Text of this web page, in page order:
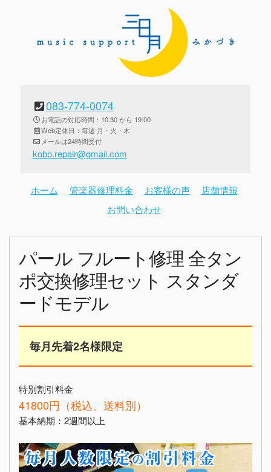
083-774-0074
お電話の対応時間：10:30 から 19:00
Web定休日：毎週 月・火・木
メールは24時間受付
kobo.repair@gmail.com
ホーム 管楽器修理料金 お客様の声
店舗情報
お問い合わせ
パール フルート修理 全タン
ポ交換修理セット スタンダ
ードモデル
毎月先着2名様限定
特別割引料金
41800円（税込、送料別）
基本納期：2週間以上